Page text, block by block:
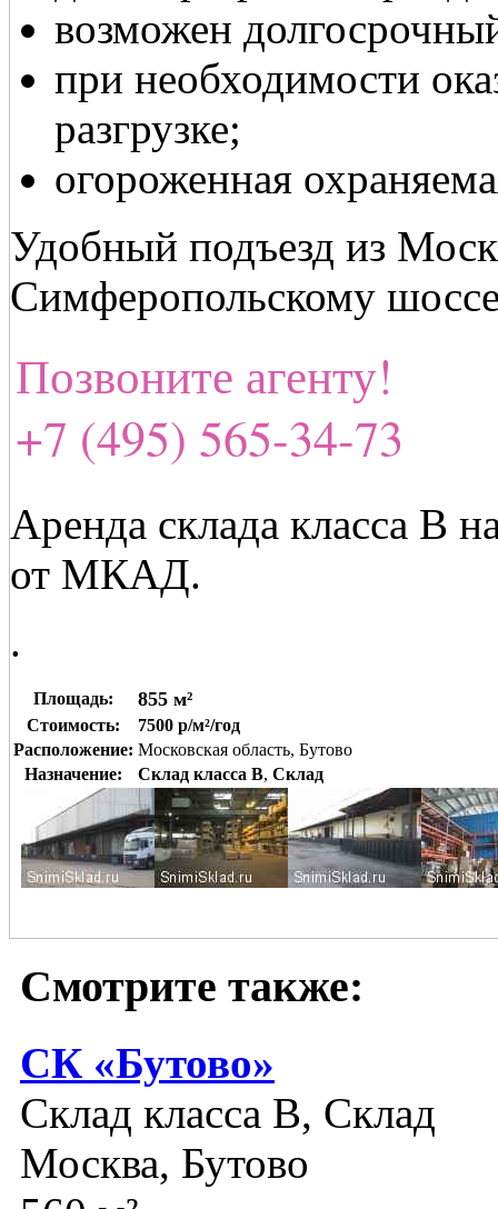
возможен
при необходимости
разгрузке;
огороженная
Удобный подъезд из
Симферопольскому
Позвоните агенту!
+7 (495) 565-34-73
Аренда склада класса В
от МКАД.
.
Площадь: 855 м²
Стоимость:
7500 р/м²/год
Расположение: Московская область, Бутово
Назначение:
Склад класса B, Склад
Смотрите также:
СК «Бутово»
Склад класса B, Склад
Москва, Бутово